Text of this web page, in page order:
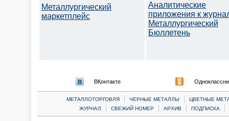
Металлургический
маркетплейс
Аналитические
приложения к
Металлургический
Бюллетень
ВКонтакте
МЕТАЛЛОТОРГОВЛЯ | ЧЕРНЫЕ МЕТАЛЛЫ |
ЦВЕТНЫЕ
ЖУРНАЛ
| СВЕЖИЙ НОМЕР | АРХИВ | ПОДПИСКА |